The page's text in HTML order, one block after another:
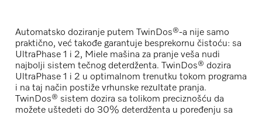
Automatsko doziranje putem TwinDos®-a nije samo
praktično, već takođe garantuje besprekornu čistoću: sa
UltraPhase 1 i 2, Miele mašina za pranje veša nudi
najbolji sistem tečnog deterdženta. TwinDos® dozira
UltraPhase 1 i 2 u optimalnom trenutku tokom programa
i na taj način postiže vrhunske rezultate pranja.
TwinDos® sistem dozira sa tolikom preciznošću da
možete uštedeti do 30% deterdženta u poređenju sa